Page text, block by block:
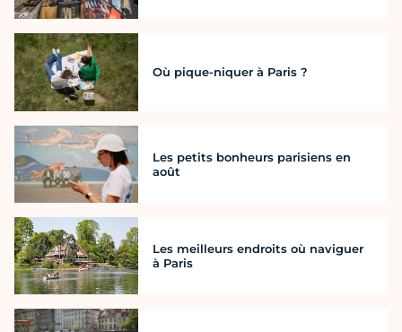
Où pique-niquer à Paris ?
Les petits bonheurs parisiens en
août
Les meilleurs endroits où naviguer
à Paris